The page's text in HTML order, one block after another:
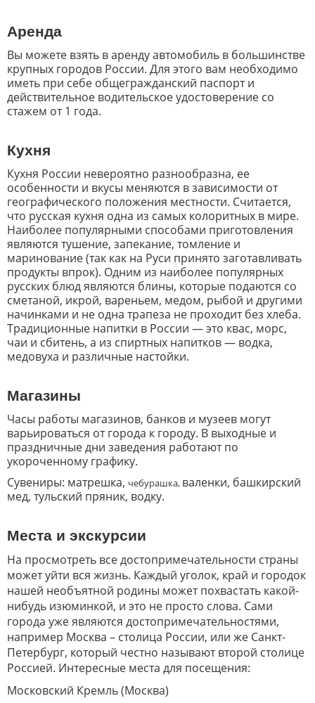
Аренда
Вы можете взять в аренду автомобиль в большинстве
крупных городов России. Для этого вам необходимо
иметь при себе общегражданский паспорт и
действительное водительское удостоверение со
стажем от 1 года.
Кухня
Кухня России невероятно разнообразна, ее
особенности и вкусы меняются в зависимости от
географического положения местности. Считается,
что русская кухня одна из самых колоритных в мире.
Наиболее популярными способами приготовления
являются тушение, запекание, томление и
маринование (так как на Руси принято заготавливать
продукты впрок). Одним из наиболее популярных
русских блюд являются блины, которые подаются со
сметаной, икрой, вареньем, медом, рыбой и другими
начинками и не одна трапеза не проходит без хлеба.
Традиционные напитки в России — это квас, морс,
чаи и сбитень, а из спиртных напитков — водка,
медовуха и различные настойки.
Магазины
Часы работы магазинов, банков и музеев могут
варьироваться от города к городу. В выходные и
праздничные дни заведения работают по
укороченному графику.
Сувениры: матрешка, чебурашка, валенки, башкирский
мед, тульский пряник, водку.
Места и экскурсии
На просмотреть все достопримечательности страны
может уйти вся жизнь. Каждый уголок, край и городок
нашей необъятной родины может похвастать какой-
нибудь изюминкой, и это не просто слова. Сами
города уже являются достопримечательностями,
например Москва – столица России, или же Санкт-
Петербург, который честно называют второй столице
Россией. Интересные места для посещения:
Московский Кремль (Москва)